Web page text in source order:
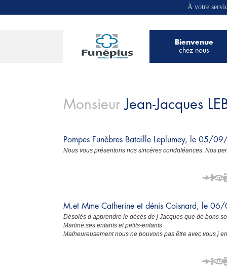
À votre
Bienvenue
chez nous
Monsieur Jean-Jacques
Pompes Funèbres Bataille Leplumey, le 05/
Nous vous présentons nos sincères condoléances. Nos
M.et Mme Catherine et dénis Coisnard, le
Désolés d apprendre le décès de j Jacques que de bons
Martine.ses enfants et petits-enfants
Malheureusement nous ne pouvons pas être avec vous j